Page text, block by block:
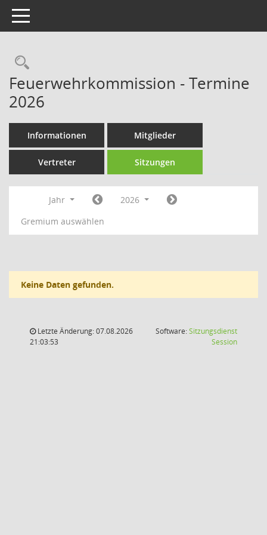
Toggle navigation
Rechercheauswahl
Feuerwehrkommission - Termine
2026
Informationen Mitglieder
Vertreter Sitzungen
Jahr
2026
Gremium auswählen
Keine Daten gefunden.
Letzte Änderung: 07.08.2026
21:03:53
Software:Sitzungsdienst
Session(Wird in